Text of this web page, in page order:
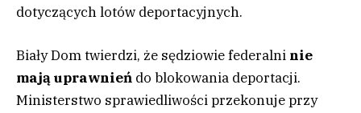
dotyczących lotów deportacyjnych.
Biały Dom twierdzi, że sędziowie federalni nie
mają uprawnień do blokowania deportacji.
Ministerstwo sprawiedliwości przekonuje przy